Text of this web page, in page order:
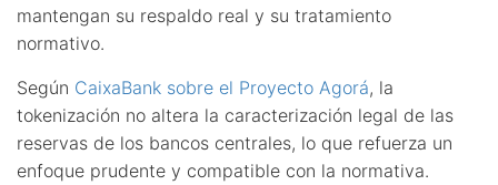
mantengan su respaldo real y su tratamiento
normativo.
Según CaixaBank sobre el Proyecto Agorá, la
tokenización no altera la caracterización legal de las
reservas de los bancos centrales, lo que refuerza un
enfoque prudente y compatible con la normativa.